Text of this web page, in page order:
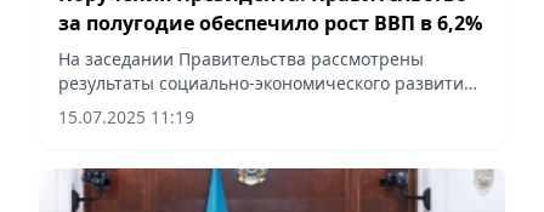
за полугодие обеспечило рост ВВП в 6,2%
На заседании Правительства рассмотрены
результаты социально-экономического развития
и исполнения республиканского бюджета за 6
месяцев текущего года, сообщает Vecher.kz.
15.07.2025 11:19